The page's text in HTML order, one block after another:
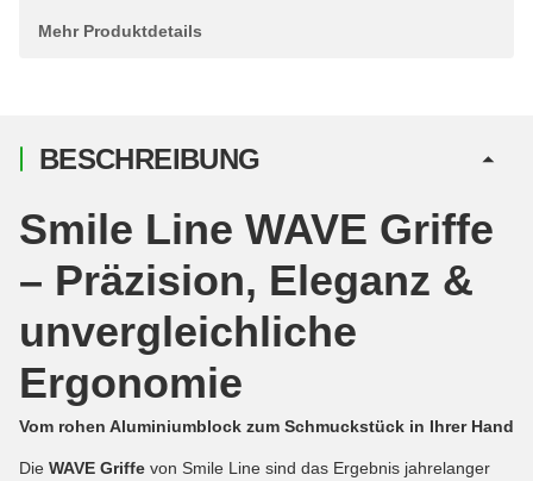
Mehr Produktdetails
BESCHREIBUNG
Smile Line WAVE Griffe
– Präzision, Eleganz &
unvergleichliche
Ergonomie
Vom rohen Aluminiumblock zum Schmuckstück in Ihrer Hand
Die WAVE Griffe von Smile Line sind das Ergebnis jahrelanger